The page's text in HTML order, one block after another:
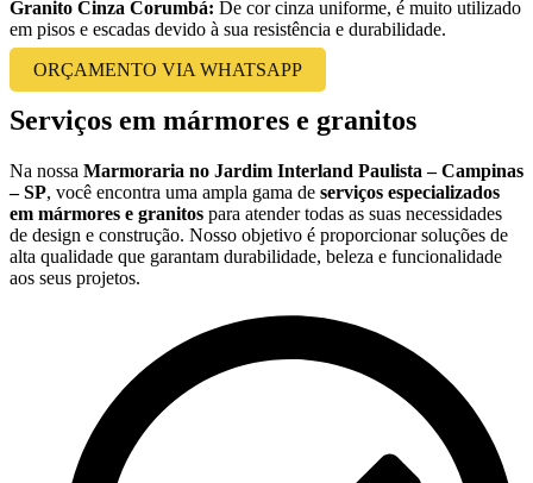
Granito Cinza Corumbá: De cor cinza uniforme, é muito utilizado
em pisos e escadas devido à sua resistência e durabilidade.
ORÇAMENTO VIA WHATSAPP
Serviços em mármores e granitos
Na nossa Marmoraria no Jardim Interland Paulista – Campinas
– SP, você encontra uma ampla gama de serviços especializados
em mármores e granitos para atender todas as suas necessidades
de design e construção. Nosso objetivo é proporcionar soluções de
alta qualidade que garantam durabilidade, beleza e funcionalidade
aos seus projetos.